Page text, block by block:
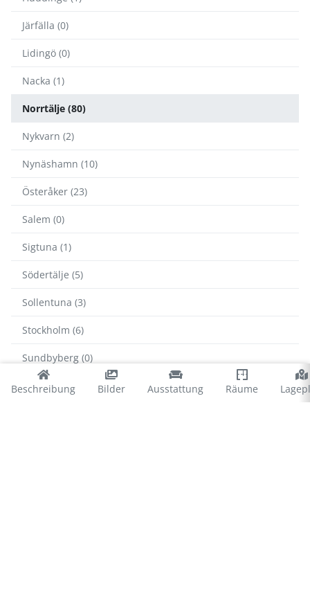
Beschreibung Bilder Ausstattung Räume
Järfälla (0)
Lidingö (0)
Nacka (1)
Norrtälje (80)
Nykvarn (2)
Nynäshamn (10)
Österåker (23)
Salem (0)
Sigtuna (1)
Södertälje (5)
Sollentuna (3)
Stockholm (6)
Sundbyberg (0)
Tyresö (3)